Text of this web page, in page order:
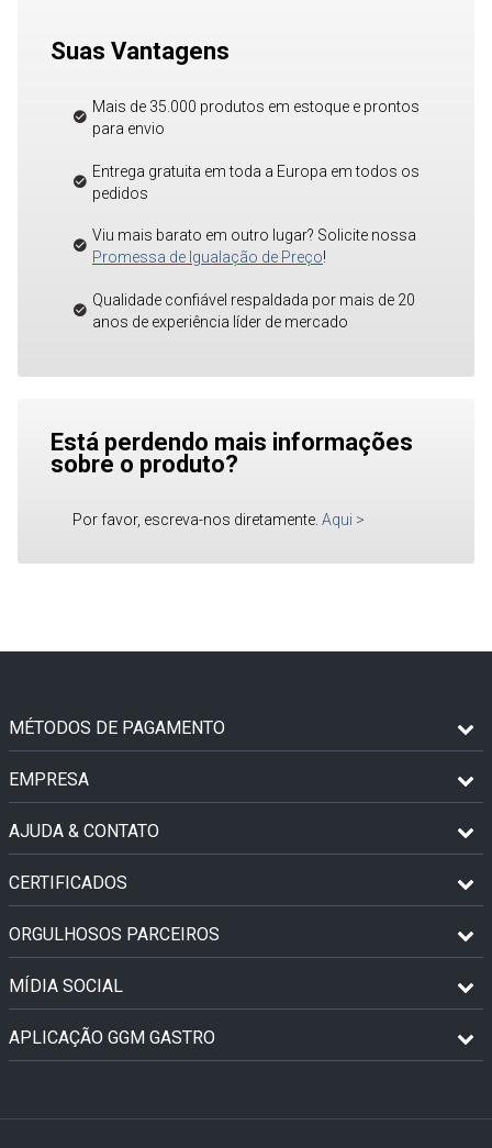
Suas Vantagens
Mais de 35.000 produtos em estoque e prontos
para envio
Entrega gratuita em toda a Europa em todos os
pedidos
Viu mais barato em outro lugar? Solicite nossa
Promessa de Igualação de Preço!
Qualidade confiável respaldada por mais de 20
anos de experiência líder de mercado
Está perdendo mais informações
sobre o produto?
Por favor, escreva-nos diretamente. Aqui >
MÉTODOS DE PAGAMENTO
EMPRESA
AJUDA & CONTATO
CERTIFICADOS
ORGULHOSOS PARCEIROS
MÍDIA SOCIAL
APLICAÇÃO GGM GASTRO